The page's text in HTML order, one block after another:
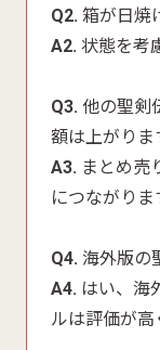
Q2. 箱が日焼
A2. 状態を考
Q3. 他の聖剣
額は上がりま
A3. まとめ売
につながりま
Q4. 海外版の
A4. はい、海
ルは評価が高